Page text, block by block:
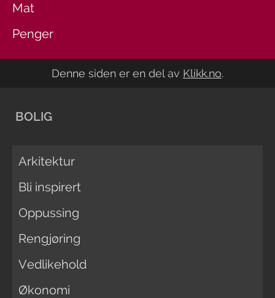
Mat
Penger
Denne siden er en del av Klikk.no.
BOLIG
Arkitektur
Bli inspirert
Oppussing
Rengjøring
Vedlikehold
Økonomi